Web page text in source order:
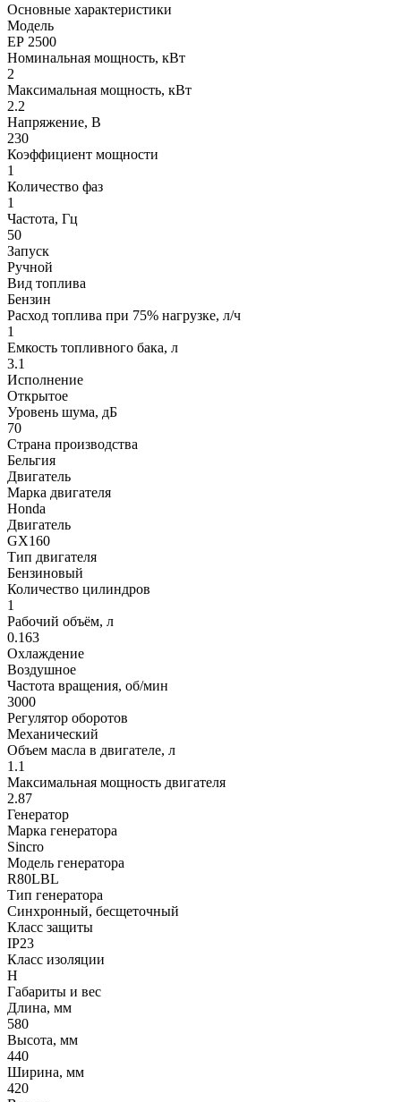
Основные характеристики
Модель
ЕР 2500
Номинальная мощность, кВт
2
Максимальная мощность, кВт
2.2
Напряжение, В
230
Коэффициент мощности
1
Количество фаз
1
Частота, Гц
50
Запуск
Ручной
Вид топлива
Бензин
Расход топлива при 75% нагрузке, л/ч
1
Емкость топливного бака, л
3.1
Исполнение
Открытое
Уровень шума, дБ
70
Страна производства
Бельгия
Двигатель
Марка двигателя
Honda
Двигатель
GX160
Тип двигателя
Бензиновый
Количество цилиндров
1
Рабочий объём, л
0.163
Охлаждение
Воздушное
Частота вращения, об/мин
3000
Регулятор оборотов
Механический
Объем масла в двигателе, л
1.1
Максимальная мощность двигателя
2.87
Генератор
Марка генератора
Sincro
Модель генератора
R80LBL
Тип генератора
Синхронный, бесщеточный
Класс защиты
IP23
Класс изоляции
Н
Габариты и вес
Длина, мм
580
Высота, мм
440
Ширина, мм
420